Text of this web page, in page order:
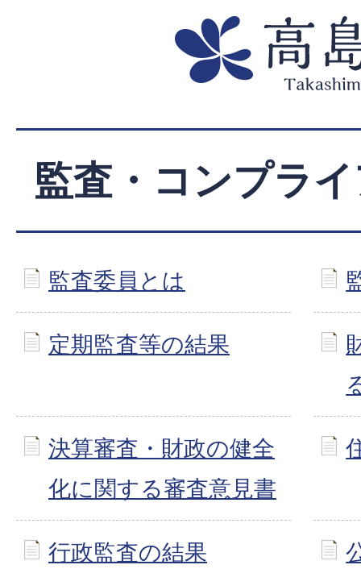
監査・コンプラ
監査委員とは
定期監査等の結果
決算審査・財政の健全
化に関する審査意見書
行政監査の結果